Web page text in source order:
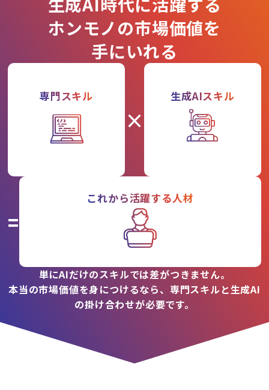
ホンモノの市場価値を
手にいれる
専門スキル
×
生成AIスキル
=
これから活躍する人材
単にAIだけのスキルでは差がつきません。
本当の市場価値を身につけるなら、専門スキルと生成AI
の掛け合わせが必要です。